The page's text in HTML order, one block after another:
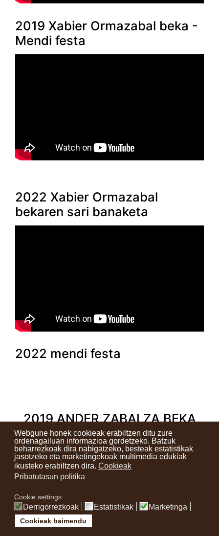
Webgune honek cookieak erabiltzen ditu zure
ordenagailuan informazioa gordetzeko. Batzuk
beharrezkoak dira nabigatzeko, besteak estatistikak
jasotzeko eta marketingekoak multimedia edukiak
ikusteko erabiltzen dira. Cookieak
Pribatutasun politika
Cookie settings:
Derrigorrezkoak Estatistikak Marketinga
Cookieak baimendu
2019 Xabier Ormazabal beka -
Mendi festa
2022 Xabier Ormazabal
bekaren sari banaketa
2022 mendi festa
2019 ANDER ZABALZA BEKA
Deskargatu proiektua
cercanas a las Árticas